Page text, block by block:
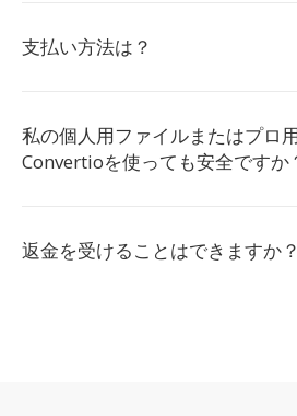
支払い方法は？
私の個人用ファイルまたはプロ
Convertioを使っても安全ですか
返金を受けることはできますか？